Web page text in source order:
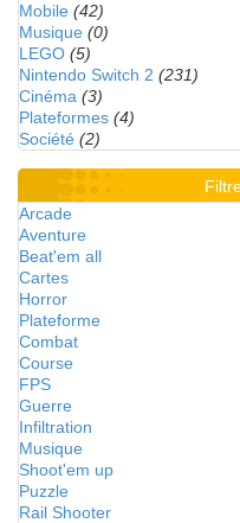
Mobile (42)
Musique (0)
LEGO (5)
Nintendo Switch 2 (231)
Cinéma (3)
Plateformes (4)
Société (2)
Arcade
Aventure
Beat'em all
Cartes
Horror
Plateforme
Combat
Course
FPS
Guerre
Infiltration
Musique
Shoot'em up
Puzzle
Rail Shooter